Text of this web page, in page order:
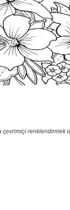
çevrimiçi renklendirmek